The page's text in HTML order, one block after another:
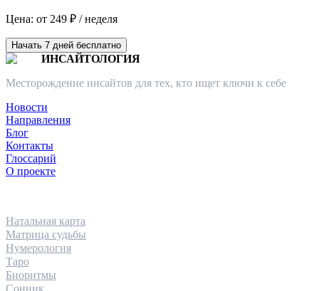
Цена: от 249 ₽ / неделя
Начать 7 дней бесплатно
ИНСАЙТОЛОГИЯ
Месторождение инсайтов для тех, кто ищет ключи к себе
Новости
Направления
Блог
Контакты
Глоссарий
О проекте
Натальная карта
Матрица судьбы
Нумерология
Таро
Биоритмы